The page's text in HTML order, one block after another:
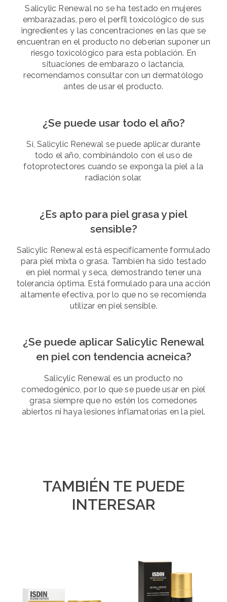
Salicylic Renewal no se ha testado en mujeres
embarazadas, pero el perfil toxicológico de sus
ingredientes y las concentraciones en las que se
encuentran en el producto no deberían suponer un
riesgo toxicológico para esta población. En
situaciones de embarazo o lactancia,
recomendamos consultar con un dermatólogo
antes de usar el producto.
¿Se puede usar todo el año?
Sí, Salicylic Renewal se puede aplicar durante
todo el año, combinándolo con el uso de
fotoprotectores cuando se exponga la piel a la
radiación solar.
¿Es apto para piel grasa y piel
sensible?
Salicylic Renewal está específicamente formulado
para piel mixta o grasa. También ha sido testado
en piel normal y seca, demostrando tener una
tolerancia óptima. Está formulado para una acción
altamente efectiva, por lo que no se recomienda
utilizar en piel sensible.
¿Se puede aplicar Salicylic Renewal
en piel con tendencia acneica?
Salicylic Renewal es un producto no
comedogénico, por lo que se puede usar en piel
grasa siempre que no estén los comedones
abiertos ni haya lesiones inflamatorias en la piel.
TAMBIÉN TE PUEDE
INTERESAR